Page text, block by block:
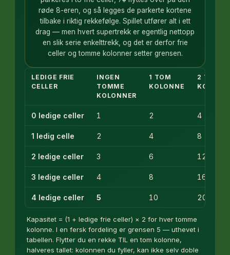
røde 8-eren, og så legges de parkerte kortene
tilbake i riktig rekkefølge. Spillet utfører alt i ett
drag — men hvert supertrekk er egentlig nettopp
en slik serie enkelttrekk, og det er derfor frie
celler og tomme kolonner setter grensen.
LEDIGE FRIE
CELLER
INGEN
TOMME
KOLONNER
1 TOM
KOLONNE
2
0 ledige celler 1 2 4
1 ledig celle 2 4 8
2 ledige celler 3 6 12
3 ledige celler 4 8 16
4 ledige celler 5 10 20
Kapasitet = (1 + ledige frie celler) × 2 for hver tomme
kolonne. I en fersk fordeling er grensen 5 — uthevet i
tabellen. Flytter du en rekke TIL en tom kolonne,
halveres tallet: kolonnen du fyller, kan ikke selv doble